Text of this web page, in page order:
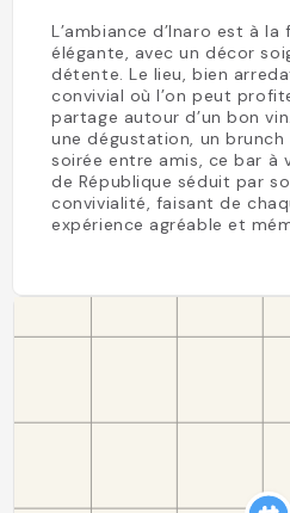
L’ambiance d’Inaro est à
élégante, avec un décor
détente. Le lieu, bien
convivial où l’on peut
partage autour d’un bon
une dégustation, un
soirée entre amis, ce bar à
de République séduit par
convivialité, faisant de
expérience agréable et